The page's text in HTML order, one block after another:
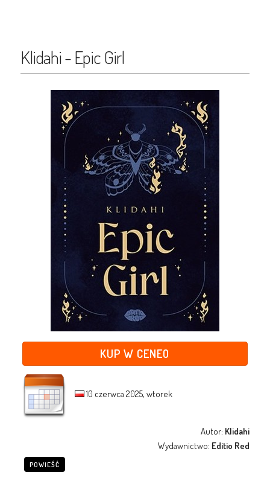
Klidahi - Epic Girl
KUP W CENEO
10 czerwca 2025, wtorek
Autor: Klidahi
Wydawnictwo: Editio Red
POWIEŚĆ